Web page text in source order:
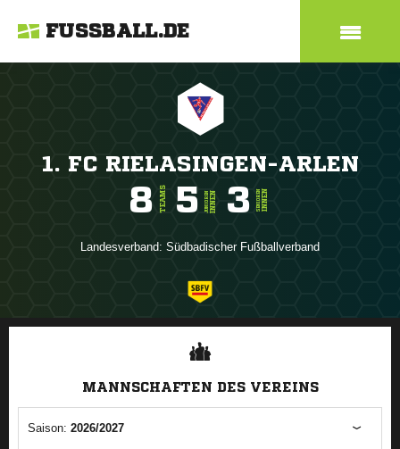
FUSSBALL.DE
1. FC RIELASINGEN-ARLEN
8 TEAMS 5 JUNIORENINNEN 3 SENIORENINNEN
Landesverband: Südbadischer Fußballverband
ANZEIGE
MANNSCHAFTEN DES VEREINS
Saison: 2026/2027